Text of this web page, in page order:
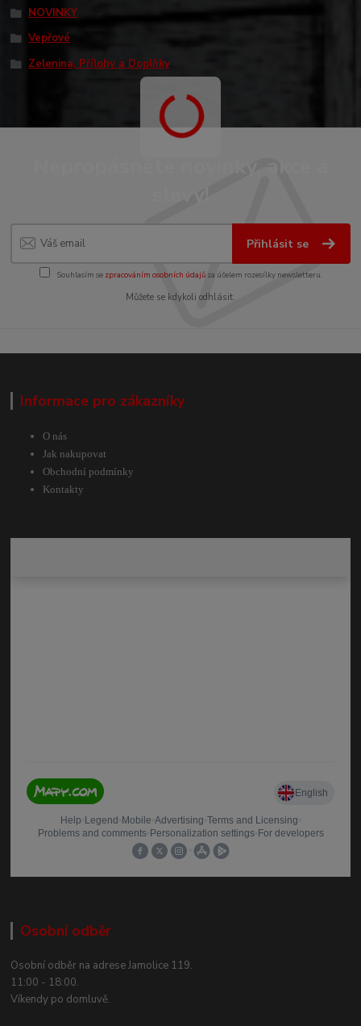
NOVINKY
Vepřové
Zelenina, Přílohy a Doplňky
Přihlásit se
Souhlasím se zpracováním osobních údajůza účelem rozesílky newsletteru.
Můžete se kdykoli odhlásit.
Informace pro zákazníky
O nás
Jak nakupovat
Obchodní podmínky
Kontakty
Osobní odběr
Osobní odběr na adrese Jamolice 119.
11:00 - 18:00.
Víkendy po domluvě.